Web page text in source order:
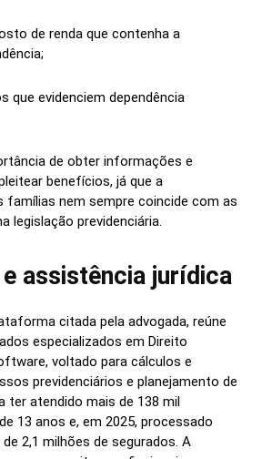
de renda que contenha a
que evidenciem dependência
de obter informações e
benefícios, já que a
famílias nem sempre coincide com as
legislação previdenciária.
assistência jurídica
citada pela advogada, reúne
especializados em Direito
voltado para cálculos e
previdenciários e planejamento de
ter atendido mais de 138 mil
13 anos e, em 2025, processado
2,1 milhões de segurados. A